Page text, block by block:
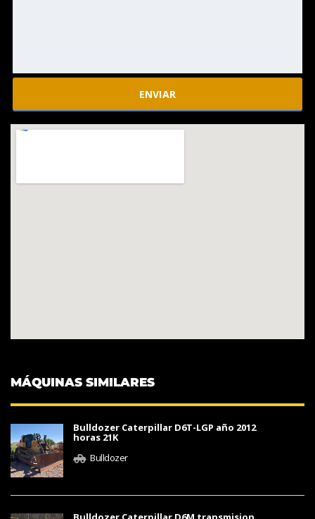
MÁQUINAS SIMILARES
Bulldozer Caterpillar D6T-LGP año 2012
horas 21K
Bulldozer